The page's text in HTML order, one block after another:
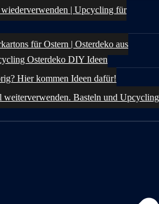
wiederverwenden | Upcycling für
für Ostern | Osterdeko aus
Osterdeko DIY Ideen
Hier kommen Ideen dafür!
Basteln und Upcycling